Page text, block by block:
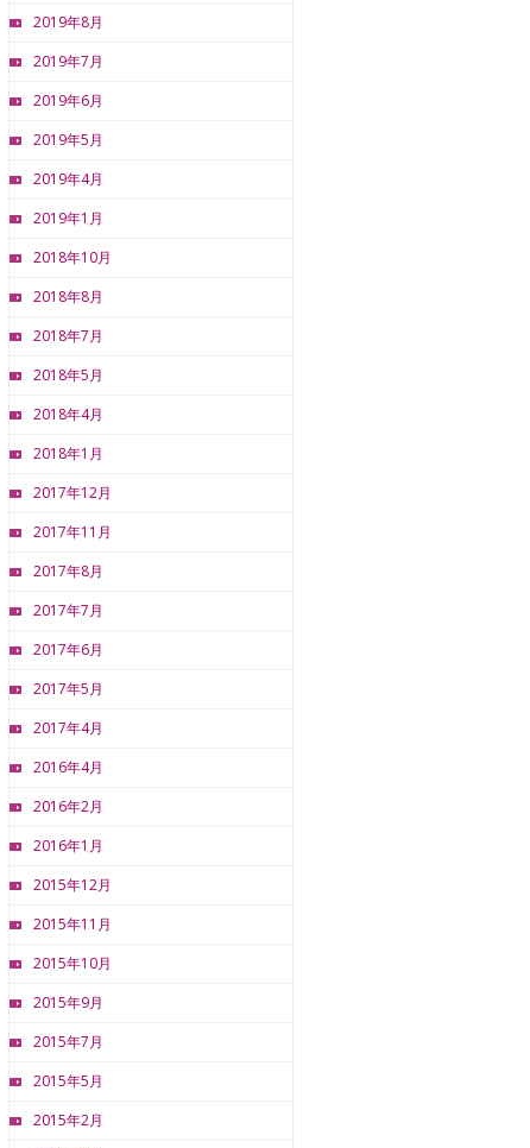
2019年8月
2019年7月
2019年6月
2019年5月
2019年4月
2019年1月
2018年10月
2018年8月
2018年7月
2018年5月
2018年4月
2018年1月
2017年12月
2017年11月
2017年8月
2017年7月
2017年6月
2017年5月
2017年4月
2016年4月
2016年2月
2016年1月
2015年12月
2015年11月
2015年10月
2015年9月
2015年7月
2015年5月
2015年2月